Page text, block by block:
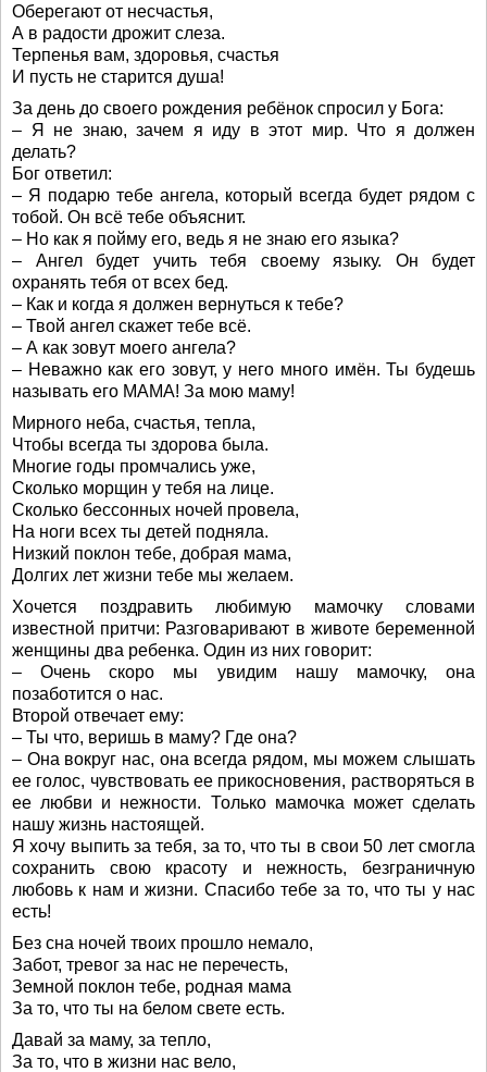
Оберегают от несчастья,
А в радости дрожит слеза.
Терпенья вам, здоровья, счастья
И пусть не старится душа!
За день до своего рождения ребёнок спросил у Бога:
– Я не знаю, зачем я иду в этот мир. Что я должен
делать?
Бог ответил:
– Я подарю тебе ангела, который всегда будет рядом с
тобой. Он всё тебе объяснит.
– Но как я пойму его, ведь я не знаю его языка?
– Ангел будет учить тебя своему языку. Он будет
охранять тебя от всех бед.
– Как и когда я должен вернуться к тебе?
– Твой ангел скажет тебе всё.
– А как зовут моего ангела?
– Неважно как его зовут, у него много имён. Ты будешь
называть его МАМА! За мою маму!
Мирного неба, счастья, тепла,
Чтобы всегда ты здорова была.
Многие годы промчались уже,
Сколько морщин у тебя на лице.
Сколько бессонных ночей провела,
На ноги всех ты детей подняла.
Низкий поклон тебе, добрая мама,
Долгих лет жизни тебе мы желаем.
Хочется поздравить любимую мамочку словами
известной притчи: Разговаривают в животе беременной
женщины два ребенка. Один из них говорит:
– Очень скоро мы увидим нашу мамочку, она
позаботится о нас.
Второй отвечает ему:
– Ты что, веришь в маму? Где она?
– Она вокруг нас, она всегда рядом, мы можем слышать
ее голос, чувствовать ее прикосновения, растворяться в
ее любви и нежности. Только мамочка может сделать
нашу жизнь настоящей.
Я хочу выпить за тебя, за то, что ты в свои 50 лет смогла
сохранить свою красоту и нежность, безграничную
любовь к нам и жизни. Спасибо тебе за то, что ты у нас
есть!
Без сна ночей твоих прошло немало,
Забот, тревог за нас не перечесть,
Земной поклон тебе, родная мама
За то, что ты на белом свете есть.
Давай за маму, за тепло,
За то, что в жизни нас вело,